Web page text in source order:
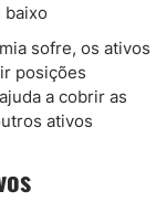
baixo
sofre, os ativos
posições
a cobrir as
ativos